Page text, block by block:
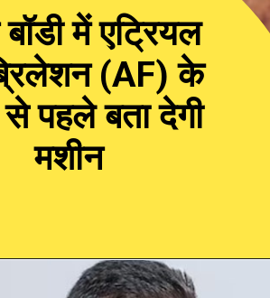
में एट्रियल
(AF) के
पहले बता देगी
मशीन